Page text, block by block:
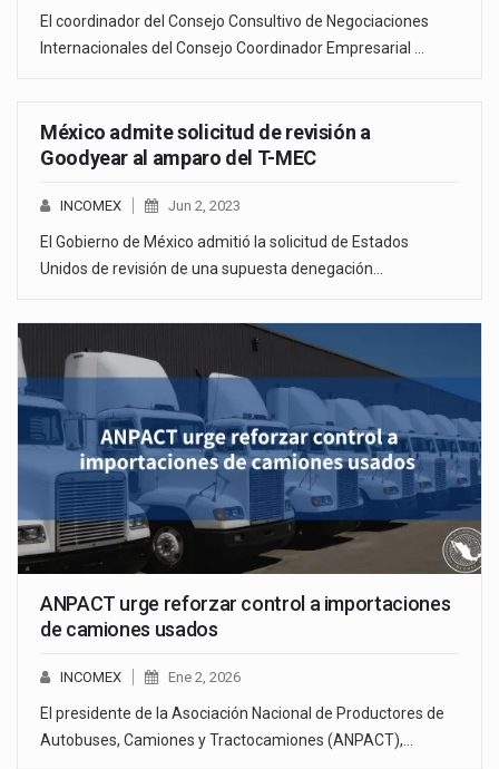
El coordinador del Consejo Consultivo de Negociaciones
Internacionales del Consejo Coordinador Empresarial …
México admite solicitud de revisión a
Goodyear al amparo del T-MEC
INCOMEX Jun 2, 2023
El Gobierno de México admitió la solicitud de Estados
Unidos de revisión de una supuesta denegación…
ANPACT urge reforzar control a importaciones
de camiones usados
INCOMEX Ene 2, 2026
El presidente de la Asociación Nacional de Productores de
Autobuses, Camiones y Tractocamiones (ANPACT),…